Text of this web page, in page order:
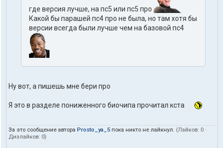
где версия лучше, на пс5 или пс5 про
Какой бы парашей пс4 про не была, но там хотя бы
версии всегда были лучше чем на базовой пс4
Ну вот, а пишешь мне бери про
Я это в разделе пониженного биочипа прочитал кста
За это сообщение автора Prosto_ya_5 пока никто не лайкнул. (Лайков: 0 ·
Дизлайков: 0)